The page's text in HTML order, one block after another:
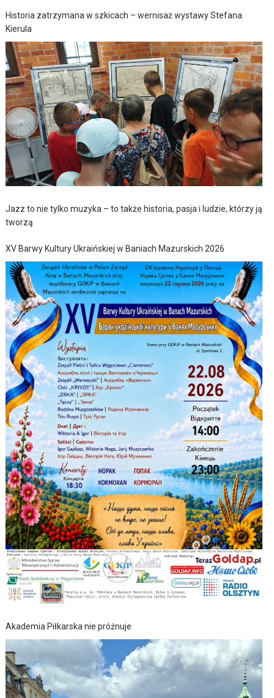
Historia zatrzymana w szkicach – wernisaż wystawy Stefana
Kierula
Jazz to nie tylko muzyka – to także historia, pasja i ludzie, którzy ją
tworzą
XV Barwy Kultury Ukraińskiej w Baniach Mazurskich 2026
Akademia Piłkarska nie próżnuje